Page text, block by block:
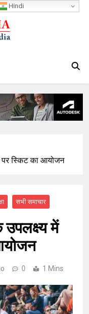
पर स्किट का आयोजन
सभी समाचार
में
0 1 Mins
Hindi